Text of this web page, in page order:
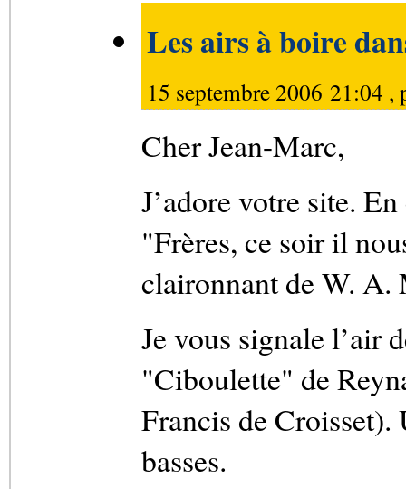
Les airs à boire
15 septembre 2006 21:04 ,
Cher Jean-Marc,
J’adore votre site.
"Frères, ce soir il
claironnant de W. A.
Je vous signale l’air
"Ciboulette" de
Francis de
basses.